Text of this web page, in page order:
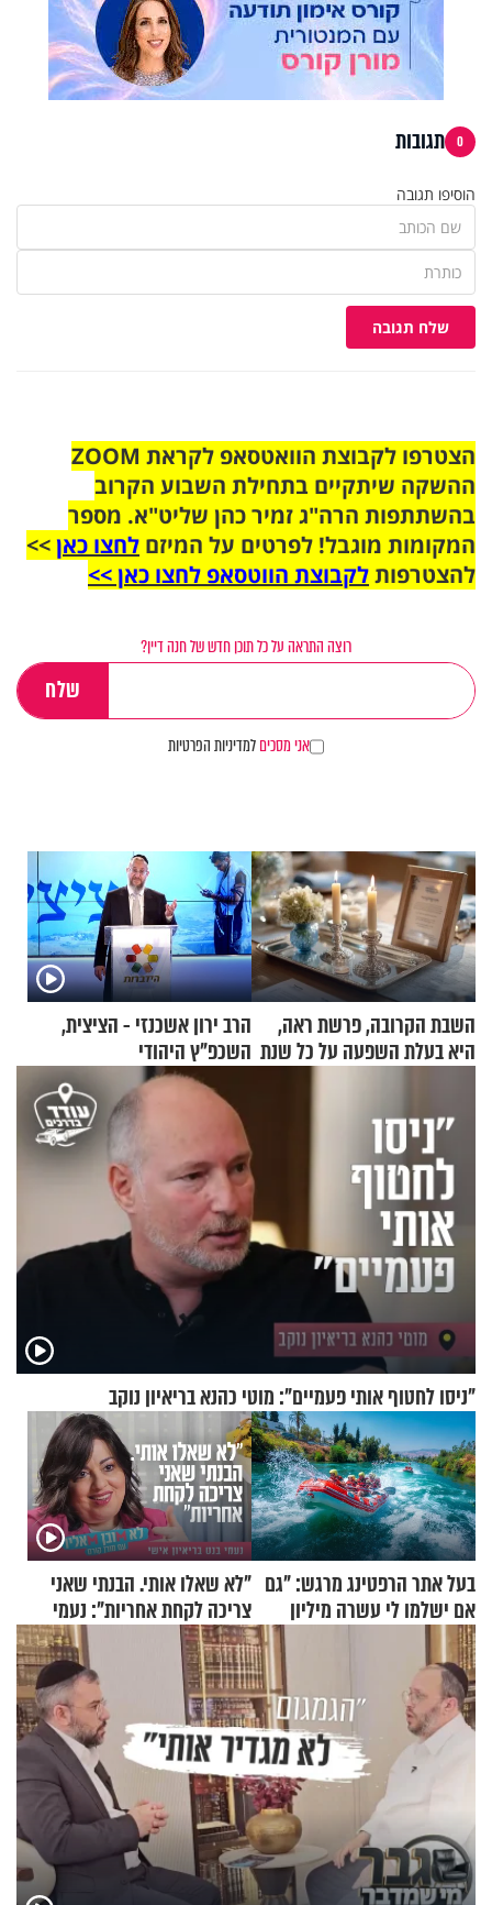
0 תגובות
הוסיפו תגובה
שלח תגובה
הצטרפו לקבוצת הוואטסאפ לקראת ZOOM
ההשקה שיתקיים בתחילת השבוע הקרוב
בהשתתפות הרה"ג זמיר כהן שליט"א. מספר
המקומות מוגבל! לפרטים על המיזם לחצו כאן>>
להצטרפותלקבוצת הווטסאפ לחצו כאן >>
רוצה התראה על כל תוכן חדש של חנה דיין?
אני מסכיםלמדיניות הפרטיות
השבת הקרובה, פרשת ראה,
היא בעלת השפעה על כל שנת
הרב ירון אשכנזי - הציצית,
השכפ"ץ היהודי
"ניסו לחטוף אותי פעמיים": מוטי כהנא בריאיון נוקב
בעל אתר הרפטינג מרגש: "גם
אם ישלמו לי עשרה מיליון
שקלים - לא אפתח בשבת"
"לא שאלו אותי. הבנתי שאני
צריכה לקחת אחריות": נעמי
בנט בריאיון אישי